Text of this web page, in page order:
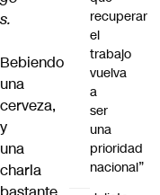
s.
Bebiendo
una
cerveza,
y
una
charla
recuperar
el
trabajo
vuelva
a
ser
una
prioridad
nacional”